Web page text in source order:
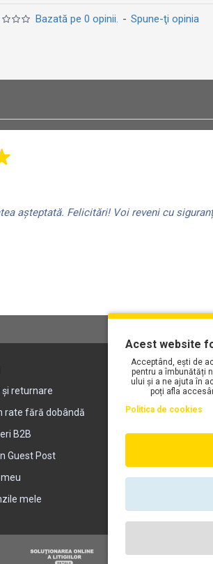
Bazată pe 0 opinii. - Spune-ţi opinia
așteptată. Felicitări! Voi reveni cu
și returnare
rate fără dobândă
B2B
Guest Post
mele
Acest website
Acceptând, ești de
pentru a îmbunătăți
ului și a ne ajuta în
poți afla
Politica de cookies